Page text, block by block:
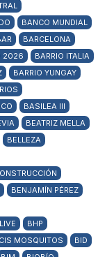
BANCO MUNDIAL
BARCELONA
2026
BARRIO ITALIA
BARRIO YUNGAY
BASILEA III
BEATRIZ MELLA
BELLEZA
BENJAMÍN PÉREZ
BHP
MOSQUITOS
BID